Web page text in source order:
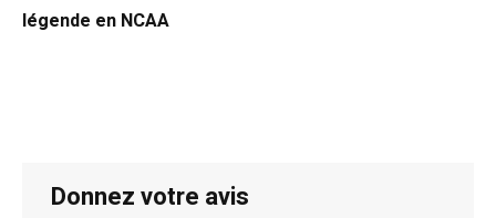
légende en NCAA
Donnez votre avis